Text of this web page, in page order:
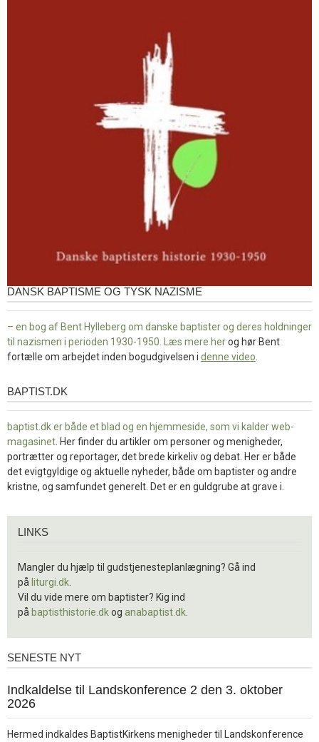
DANSK BAPTISME OG TYSK NAZISME
– en bog af Bent Hylleberg om danske baptister og deres holdninger
til nazismen i perioden 1930-1950. Læs mere herog hør Bent
fortælle om arbejdet inden bogudgivelsen i denne video
baptist.dk
BAPTIST.DK
baptist.dk er både et blad og en hjemmeside, som vi kalder web-
magasinet . Her finder du artikler om personer og menigheder,
portrætter og reportager, det brede kirkeliv og debat. Her er både
det evigtgyldige og aktuelle nyheder, både om baptister og andre
kristne, og samfundet generelt. Det er en guldgrube at grave i.
LINKS
Mangler du hjælp til gudstjenesteplanlægning? Gå ind
på liturgi.dk
Vil du vide mere om baptister? Kig ind
på baptisthistorie.dkog anabaptist.dk
Seneste
SENESTE NYT
1.
jul.
Indkaldelse til Landskonference 2 den 3. oktober
2026
Hermed indkaldes BaptistKirkens menigheder til Landskonference